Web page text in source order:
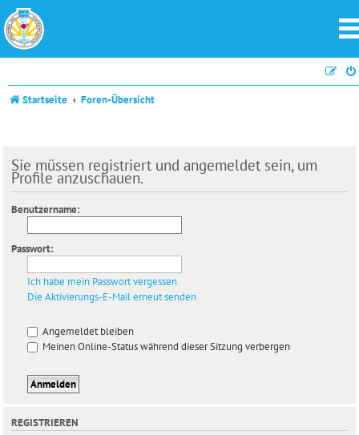
Startseite Foren-Übersicht
Sie müssen registriert und angemeldet sein, um
Profile anzuschauen.
Benutzername:
Passwort:
Ich habe mein Passwort vergessen
Die Aktivierungs-E-Mail erneut senden
Angemeldet bleiben
Meinen Online-Status während dieser Sitzung verbergen
REGISTRIEREN